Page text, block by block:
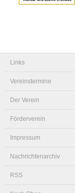
Links
Vereinstermine
Der Verein
Förderverein
Impressum
Nachrichtenarchiv
RSS